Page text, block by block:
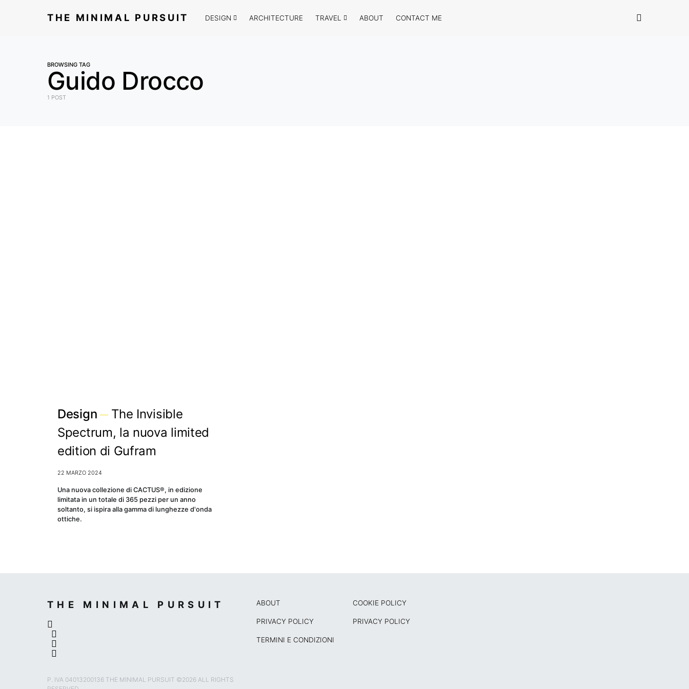
THE MINIMAL PURSUIT DESIGN ARCHITECTURE TRAVEL ABOUT CONTACT ME
BROWSING TAG
Guido Drocco
1 POST
Design
The Invisible
Spectrum, la nuova limited
edition di Gufram
22 MARZO 2024
Una nuova collezione di CACTUS®, in edizione
limitata in un totale di 365 pezzi per un anno
soltanto, si ispira alla gamma di lunghezze d'onda
ottiche.
THE MINIMAL PURSUIT
P. IVA 04013200136 THE MINIMAL PURSUIT ©2026 ALL RIGHTS
ABOUT COOKIE POLICY
PRIVACY POLICY PRIVACY POLICY
TERMINI E CONDIZIONI